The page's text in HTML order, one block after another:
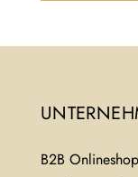
B2B Onlineshop